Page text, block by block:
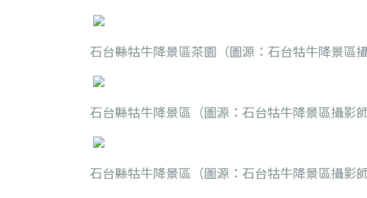
石台縣牯牛降景區茶園（圖源：石台牯牛降景區攝
石台縣牯牛降景區（圖源：石台牯牛降景區攝影師
石台縣牯牛降景區（圖源：石台牯牛降景區攝影師